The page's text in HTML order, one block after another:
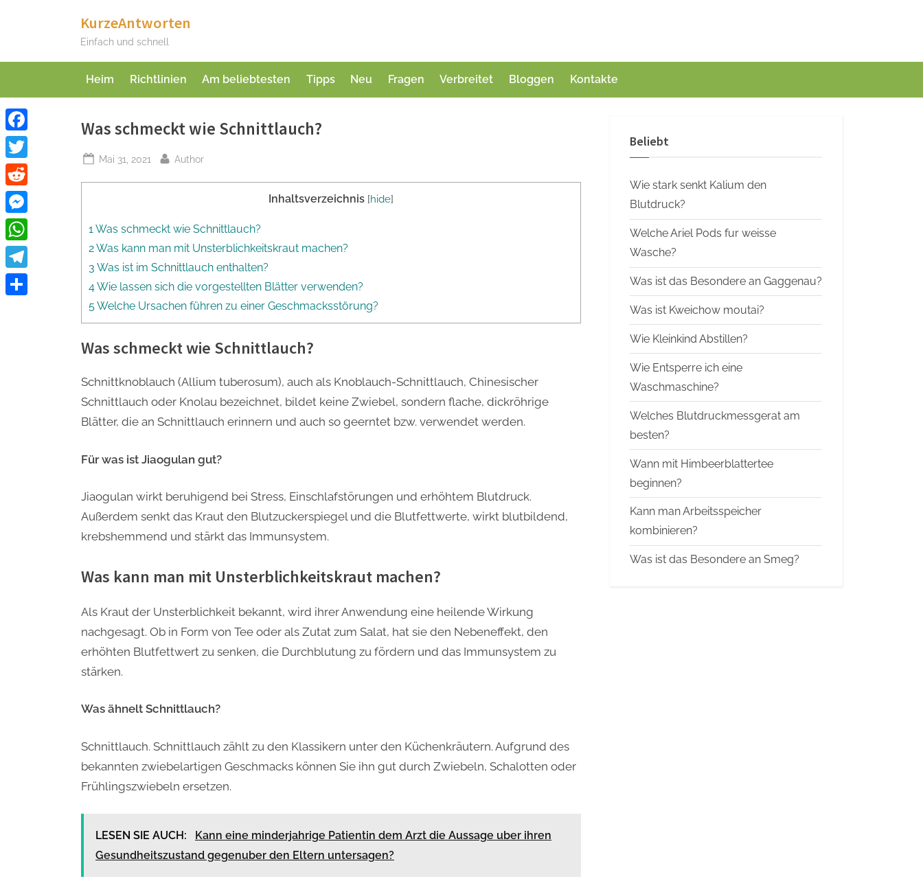
KurzeAntworten
Einfach und schnell
Heim Richtlinien Am beliebtesten Tipps Neu Fragen Verbreitet Bloggen Kontakte
Was schmeckt wie Schnittlauch?
Posted
Mai 31, 2021 By
Author
Inhaltsverzeichnis [hide]
1 Was schmeckt wie Schnittlauch?
2 Was kann man mit Unsterblichkeitskraut machen?
3 Was ist im Schnittlauch enthalten?
4 Wie lassen sich die vorgestellten Blätter verwenden?
5 Welche Ursachen führen zu einer Geschmacksstörung?
Was schmeckt wie Schnittlauch?
Schnittknoblauch (Allium tuberosum), auch als Knoblauch-Schnittlauch, Chinesischer
Schnittlauch oder Knolau bezeichnet, bildet keine Zwiebel, sondern flache, dickröhrige
Blätter, die an Schnittlauch erinnern und auch so geerntet bzw. verwendet werden.
Für was ist Jiaogulan gut?
Jiaogulan wirkt beruhigend bei Stress, Einschlafstörungen und erhöhtem Blutdruck.
Außerdem senkt das Kraut den Blutzuckerspiegel und die Blutfettwerte, wirkt blutbildend,
krebshemmend und stärkt das Immunsystem.
Was kann man mit Unsterblichkeitskraut machen?
Als Kraut der Unsterblichkeit bekannt, wird ihrer Anwendung eine heilende Wirkung
nachgesagt. Ob in Form von Tee oder als Zutat zum Salat, hat sie den Nebeneffekt, den
erhöhten Blutfettwert zu senken, die Durchblutung zu fördern und das Immunsystem zu
stärken.
Was ähnelt Schnittlauch?
Schnittlauch. Schnittlauch zählt zu den Klassikern unter den Küchenkräutern. Aufgrund des
bekannten zwiebelartigen Geschmacks können Sie ihn gut durch Zwiebeln, Schalotten oder
Frühlingszwiebeln ersetzen.
LESEN SIE AUCH:
Kann eine minderjahrige Patientin dem Arzt die Aussage uber ihren
Gesundheitszustand gegenuber den Eltern untersagen?
Beliebt
Wie stark senkt Kalium den
Blutdruck?
Welche Ariel Pods fur weisse
Wasche?
Was ist das Besondere an Gaggenau?
Was ist Kweichow moutai?
Wie Kleinkind Abstillen?
Wie Entsperre ich eine
Waschmaschine?
Welches Blutdruckmessgerat am
besten?
Wann mit Himbeerblattertee
beginnen?
Kann man Arbeitsspeicher
kombinieren?
Was ist das Besondere an Smeg?
Facebook
Twitter
Reddit
Messenger
WhatsApp
Telegram